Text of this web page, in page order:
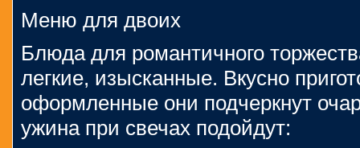
Меню для двоих
Блюда для романтичного
легкие, изысканные. Вкусно
оформленные они подчеркнут
ужина при свечах подойдут: